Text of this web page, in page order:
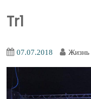
Tr1
07.07.2018 Жизнь